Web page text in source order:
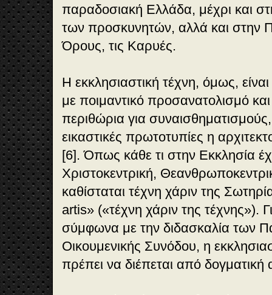
παραδοσιακή Ελλάδα, μέχρι και
των προσκυνητών, αλλά και στην
Όρους, τις Καρυές.
Η εκκλησιαστική τέχνη, όμως,
με ποιμαντικό προσανατολισμό
περιθώρια για
εικαστικές πρωτοτυπίες η
[6]. Όπως κάθε τι στην Εκκλησία
Χριστοκεντρική,
καθίσταται τέχνη χάριν της
artis» («τέχνη χάριν της τέχνης»).
σύμφωνα με την διδασκαλία των
Οικουμενικής Συνόδου, η
πρέπει να διέπεται από δογματική